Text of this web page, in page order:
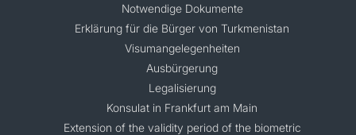
Notwendige Dokumente
Erklärung für die Bürger von Turkmenistan
Visumangelegenheiten
Ausbürgerung
Legalisierung
Konsulat in Frankfurt am Main
Extension of the validity period of the biometric